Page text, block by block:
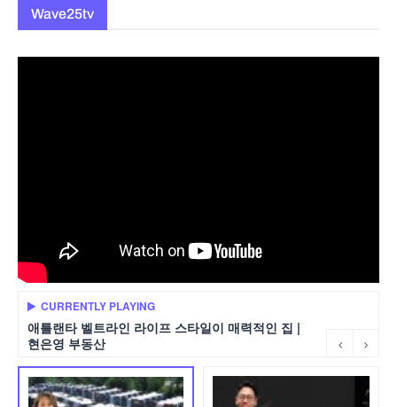
Wave25tv
CURRENTLY PLAYING
애틀랜타 벨트라인 라이프 스타일이 매력적인 집 |
현은영 부동산